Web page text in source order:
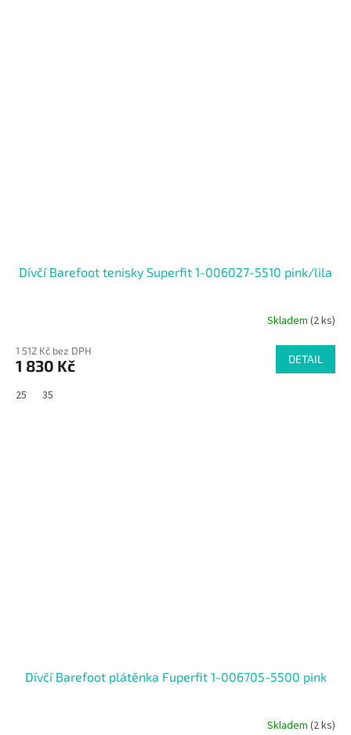
Dívčí Barefoot tenisky Superfit 1-006027-5510 pink/lila
Skladem (2 ks)
1 512 Kč bez DPH
1 830 Kč DETAIL
25 35
Dívčí Barefoot plátěnka Fuperfit 1-006705-5500 pink
Skladem (2 ks)